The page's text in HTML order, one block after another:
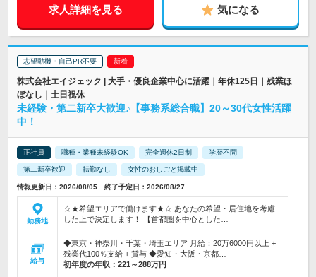
求人詳細を見る 気になる
志望動機・自己PR不要
株式会社エイジェック | 大手・優良企業中心に活躍｜年休125日｜残業ほ
ぼなし｜土日祝休
未経験・第二新卒大歓迎♪【事務系総合職】20～30代女性活躍
中！
正社員 職種・業種未経験OK 完全週休2日制 学歴不問
第二新卒歓迎 転勤なし 女性のおしごと掲載中
情報更新日：2026/08/05 終了予定日：2026/08/27
勤務地
☆★希望エリアで働けます★☆ あなたの希望・居住地を考慮
した上で決定します！ 【首都圏を中心とした…
給与
◆東京・神奈川・千葉・埼玉エリア 月給：20万6000円以上 +
残業代100％支給 + 賞与 ◆愛知・大阪・京都…
初年度の年収： 221～288万円